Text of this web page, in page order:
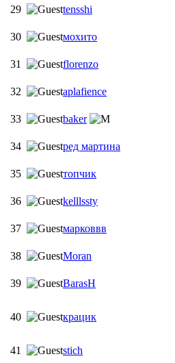
29 tensshi
30 мохито
31 florenzo
32
aplafience
33 baker
34 ред мартина
35 топчик
36 kelllssty
37 марковвв
38 Moran
39 BarasH
40 крацик
41 stich